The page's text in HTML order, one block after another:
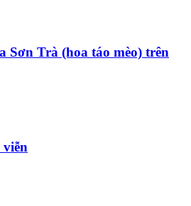
Sơn Trà (hoa táo mèo) trên